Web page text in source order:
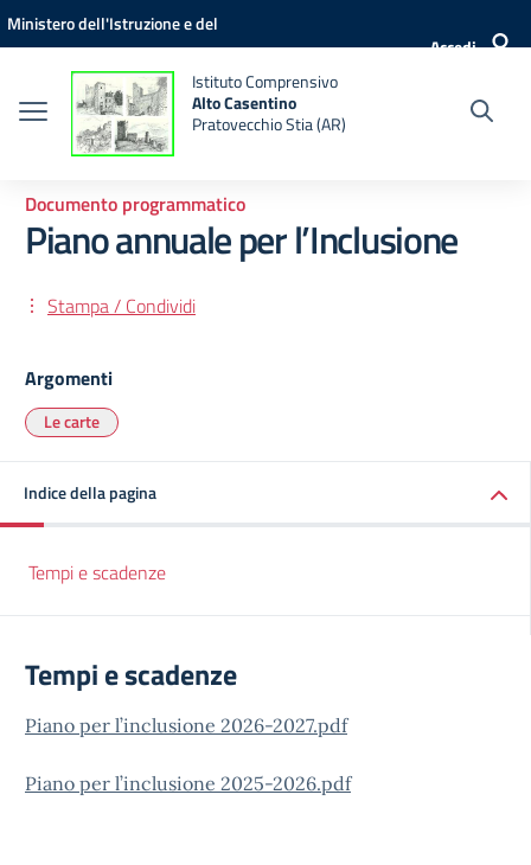
Vai ai contenuti
Vai al menu di navigazione
Vai al footer
Ministero dell'Istruzione e del
Accedi
Istituto Comprensivo
Alto Casentino
Pratovecchio Stia (AR)
Documento programmatico
Piano annuale per l’Inclusione
Stampa / Condividi
Argomenti
Le carte
Indice della pagina
Tempi e scadenze
Tempi e scadenze
Piano per l’inclusione 2026-2027.pdf
Piano per l’inclusione 2025-2026.pdf